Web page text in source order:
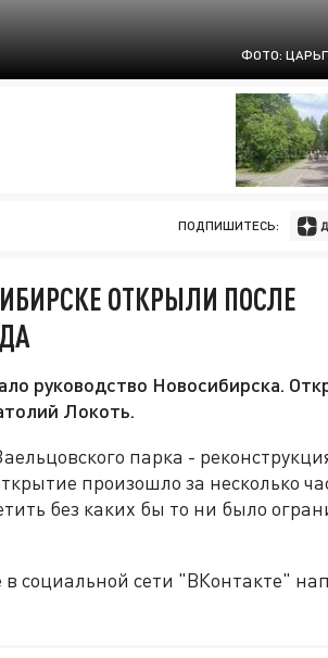
ФОТО:
ПОДПИШИТЕСЬ:
ОТКРЫЛИ ПОСЛЕ
руководство Новосибирска.
Локоть.
парка -
произошло за несколько
без каких бы то ни было
социальной сети "ВКонтакте"